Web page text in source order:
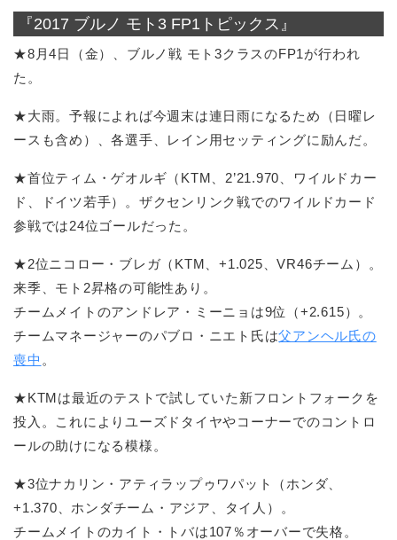
『2017 ブルノ モト3 FP1トピックス』
★8月4日（金）、ブルノ戦 モト3クラスのFP1が行われ
た。
★大雨。予報によれば今週末は連日雨になるため（日曜レ
ースも含め）、各選手、レイン用セッティングに励んだ。
★首位ティム・ゲオルギ（KTM、2’21.970、ワイルドカー
ド、ドイツ若手）。ザクセンリンク戦でのワイルドカード
参戦では24位ゴールだった。
★2位ニコロー・ブレガ（KTM、+1.025、VR46チーム）。
来季、モト2昇格の可能性あり。
チームメイトのアンドレア・ミーニョは9位（+2.615）。
チームマネージャーのパブロ・ニエト氏は父アンヘル氏の
喪中 。
★KTMは最近のテストで試していた新フロントフォークを
投入。これによりユーズドタイヤやコーナーでのコントロ
ールの助けになる模様。
★3位ナカリン・アティラップゥワパット（ホンダ、
+1.370、ホンダチーム・アジア、タイ人）。
チームメイトのカイト・トバは107％オーバーで失格。